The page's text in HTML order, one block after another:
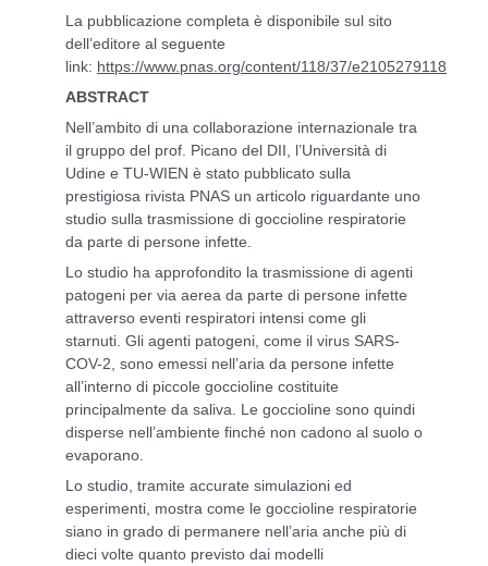
La pubblicazione completa è disponibile sul sito
dell’editore al seguente
link: https://www.pnas.org/content/118/37/e2105279118
ABSTRACT
Nell’ambito di una collaborazione internazionale tra
il gruppo del prof. Picano del DII, l’Università di
Udine e TU-WIEN è stato pubblicato sulla
prestigiosa rivista PNAS un articolo riguardante uno
studio sulla trasmissione di goccioline respiratorie
da parte di persone infette.
Lo studio ha approfondito la trasmissione di agenti
patogeni per via aerea da parte di persone infette
attraverso eventi respiratori intensi come gli
starnuti. Gli agenti patogeni, come il virus SARS-
COV-2, sono emessi nell’aria da persone infette
all’interno di piccole goccioline costituite
principalmente da saliva. Le goccioline sono quindi
disperse nell’ambiente finché non cadono al suolo o
evaporano.
Lo studio, tramite accurate simulazioni ed
esperimenti, mostra come le goccioline respiratorie
siano in grado di permanere nell’aria anche più di
dieci volte quanto previsto dai modelli